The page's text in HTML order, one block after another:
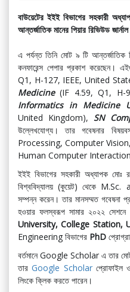
বাউয়েটের ইইই বিভাগের সহকারী
আন্তর্জাতিক মানের পিয়ার রিভিউড
এ পর্যন্ত তিনি মোট ৯ টি আন্তর্জাতিক
কনফারেন্স পেপার প্রকাশ করেছেন।
Q1, H-127, IEEE, United
Medicine (IF 4.59, Q1, H-
Informatics in Medicine
United Kingdom), SN
উল্লেখযোগ্য। তার গবেষনার
Processing, Computer
Human Computer Interaction
ইইই বিভাগের সহকারী অধ্যাপক
বিশ্ববিদ্যালয় (কুয়েট) থেকে
সম্পন্ন করেন। তার মানসম্মত গবেষনা
হওয়ার ফলস্বরূপ সামার ২০২২ সেশনে
University, College Station,
Engineering বিভাগের PhD
বর্তমানে Google Scholar এ তার মোট
তারGoogle Scholarপ্রোফাইল ও
লিংকে ক্লিক করতে পারেন।